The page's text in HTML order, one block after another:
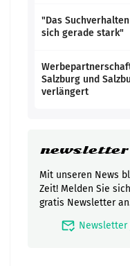
"Das
sich gerade stark"
Salzburg und
verlängert
newsletter
Mit unseren News
Zeit! Melden Sie
gratis Newsletter
mark_email_read